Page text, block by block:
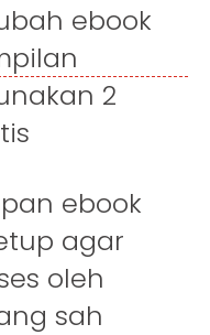
ebook
2
ebook
agar
oleh
sah